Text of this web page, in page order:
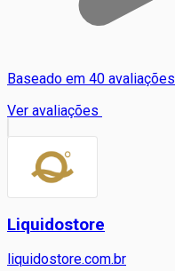
Baseado em 40 avaliações
Ver avaliações
Liquidostore
liquidostore.com.br